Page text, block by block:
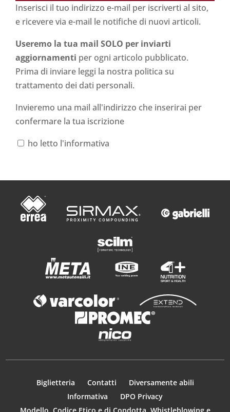
Inserisci il tuo indirizzo e-mail per iscriverti al sito,
e ricevere via e-mail le notifiche di nuovi articoli.
Useremo la tua mail SOLO per inviarti
aggiornamenti per ogni articolo pubblicato.
Prima di inviare leggi la nostra politica su
trattamento dei dati personali.
Invieremo una mail all'indirizzo che inserirai per
confermare la tua iscrizione
ho letto l'informativa
Biglietteria Contatti
Diversamente abili
Informativa
DPO Privacy